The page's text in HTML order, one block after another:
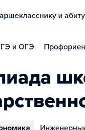
и
и ОГЭ